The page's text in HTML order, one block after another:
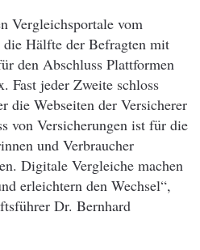
Vergleichsportale vom
Hälfte der Befragten mit
den Abschluss Plattformen
Fast jeder Zweite schloss
die Webseiten der Versicherer
von Versicherungen ist für die
und Verbraucher
Digitale Vergleiche machen
erleichtern den Wechsel“,
Dr. Bernhard